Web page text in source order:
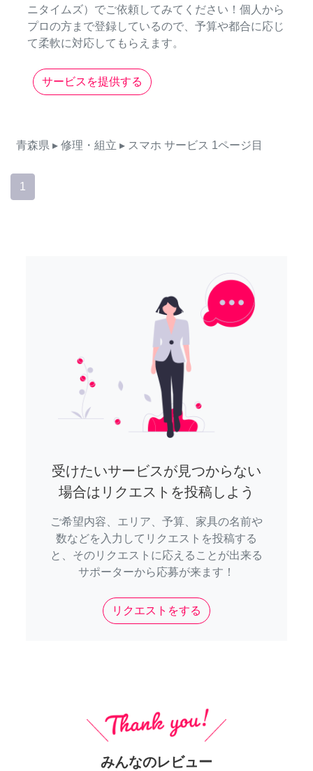
ニタイムズ）でご依頼してみてください！個人から
プロの方まで登録しているので、予算や都合に応じ
て柔軟に対応してもらえます。
サービスを提供する
青森県 ▸ 修理・組立 ▸ スマホ サービス 1ページ目
1
受けたいサービスが見つからない
場合はリクエストを投稿しよう
ご希望内容、エリア、予算、家具の名前や
数などを入力してリクエストを投稿する
と、そのリクエストに応えることが出来る
サポーターから応募が来ます！
リクエストをする
みんなのレビュー